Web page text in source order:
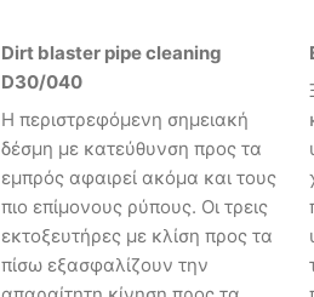
Dirt blaster pipe cleaning
D30/040
Η περιστρεφόμενη σημειακή
δέσμη με κατεύθυνση προς τα
εμπρός αφαιρεί ακόμα και τους
πιο επίμονους ρύπους. Οι τρεις
εκτοξευτήρες με κλίση προς τα
πίσω εξασφαλίζουν την